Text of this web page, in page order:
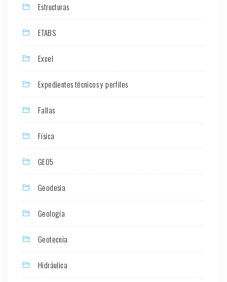
Estructuras
ETABS
Excel
Expedientes técnicos y perfiles
Fallas
Física
GEO5
Geodesia
Geología
Geotecnia
Hidráulica